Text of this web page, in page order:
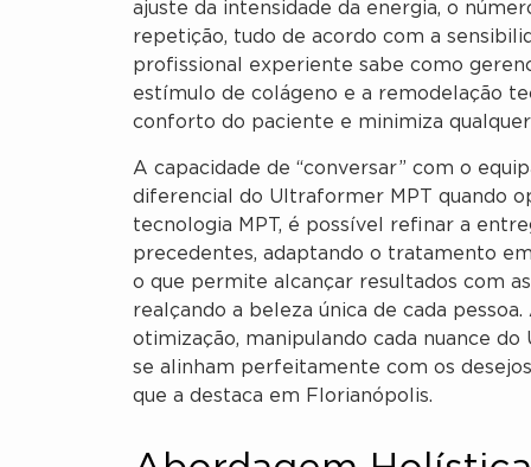
ajuste da intensidade da energia, o
repetição, tudo de acordo com a
profissional experiente sabe como
estímulo de colágeno e a remodelação
conforto do paciente e minimiza
A capacidade de “conversar” com o
diferencial do Ultraformer MPT quando
tecnologia MPT, é possível refinar a
precedentes, adaptando o tratamento
o que permite alcançar resultados com
realçando a beleza única de cada
otimização, manipulando cada nuance
se alinham perfeitamente com os
que a destaca em Florianópolis.